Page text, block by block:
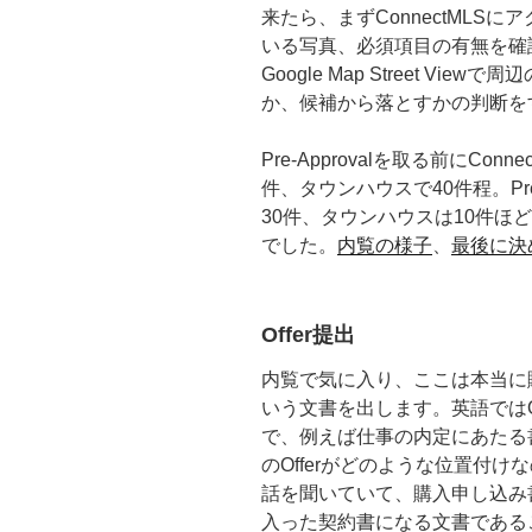
来たら、まずConnectMLSにア
いる写真、必須項目の有無を
Google Map Street Viewで周
か、候補から落とすかの判断
Pre-Approvalを取る前に
件、タウンハウスで40件程。
30件、タウンハウスは10件ほ
でした。 内覧の様子 最後に決
Offer提出
内覧で気に入り、ここは本当
いう文書を出します。英語で
で、例えば仕事の内定にあた
のOfferがどのような位置付け
話を聞いていて、購入申し込
入った契約書になる文書であ